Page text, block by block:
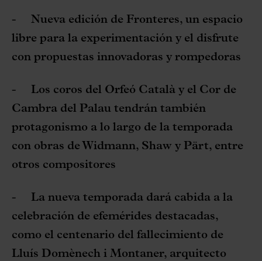
- Nueva edición de Fronteres, un espacio
libre para la experimentación y el disfrute
con propuestas innovadoras y rompedoras
- Los coros del Orfeó Català y el Cor de
Cambra del Palau tendrán también
protagonismo a lo largo de la temporada
con obras de Widmann, Shaw y Pärt, entre
otros compositores
- La nueva temporada dará cabida a la
celebración de efemérides destacadas,
como el centenario del fallecimiento de
Lluís Domènech i Montaner, arquitecto